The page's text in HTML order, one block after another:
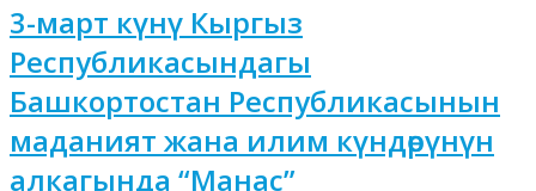
3-март күнү Кыргыз
Республикасындагы
Башкортостан Республикасынын
маданият жана илим күндөрүнүн
алкагында “Манас”